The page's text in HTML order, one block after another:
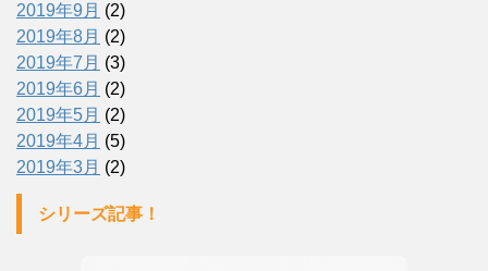
2019年9月 (2)
2019年8月 (2)
2019年7月 (3)
2019年6月 (2)
2019年5月 (2)
2019年4月 (5)
2019年3月 (2)
シリーズ記事！